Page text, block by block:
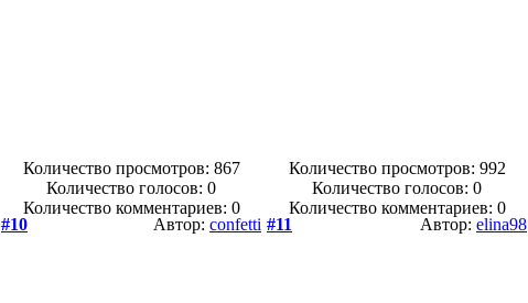
Количество просмотров: 867
Количество голосов: 0
Количество комментариев: 0
Количество просмотров: 992
Количество голосов: 0
Количество комментариев: 0
#10 Автор: confetti #11 Автор: elina98